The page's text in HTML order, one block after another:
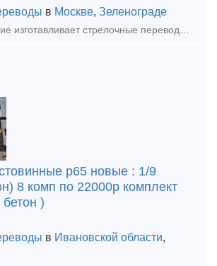
в Москве, Зеленограде
Наше предприятие изготавливает стрелочные переводы СП18 , СП 33, СП 34 , СП 38 и СП 43 с любой крестовиной, любой сторонности, на любую колею. Под заказ любой проект. Так же изготовим номерные башмаки
р65 новые : 1/9
8 комп по 22000р комплект
)
в Ивановской области,